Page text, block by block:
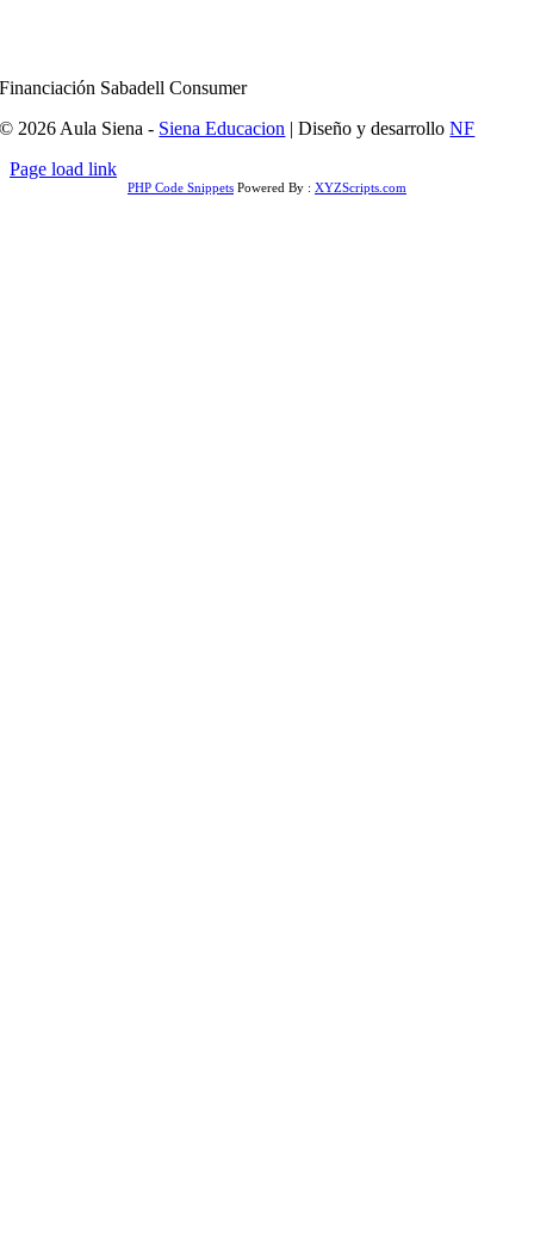
Financiación Sabadell Consumer
© 2026 Aula Siena - Siena Educacion | Diseño y desarrolloNF
Page load link
PHP Code Snippets Powered By : XYZScripts.com